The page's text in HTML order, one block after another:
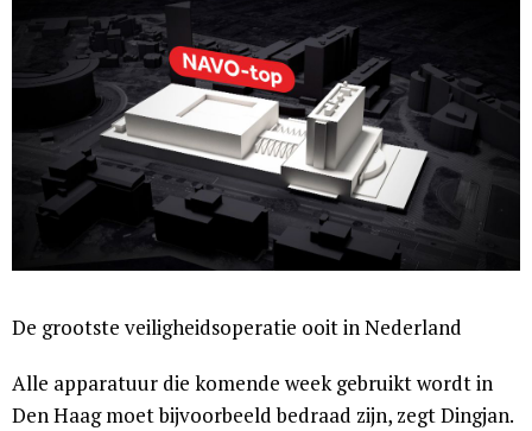
De grootste veiligheidsoperatie ooit in Nederland
Alle apparatuur die komende week gebruikt wordt in
Den Haag moet bijvoorbeeld bedraad zijn, zegt Dingjan.